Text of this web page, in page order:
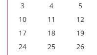
3
4 5
10
11 12
17
18 19
24
25 26